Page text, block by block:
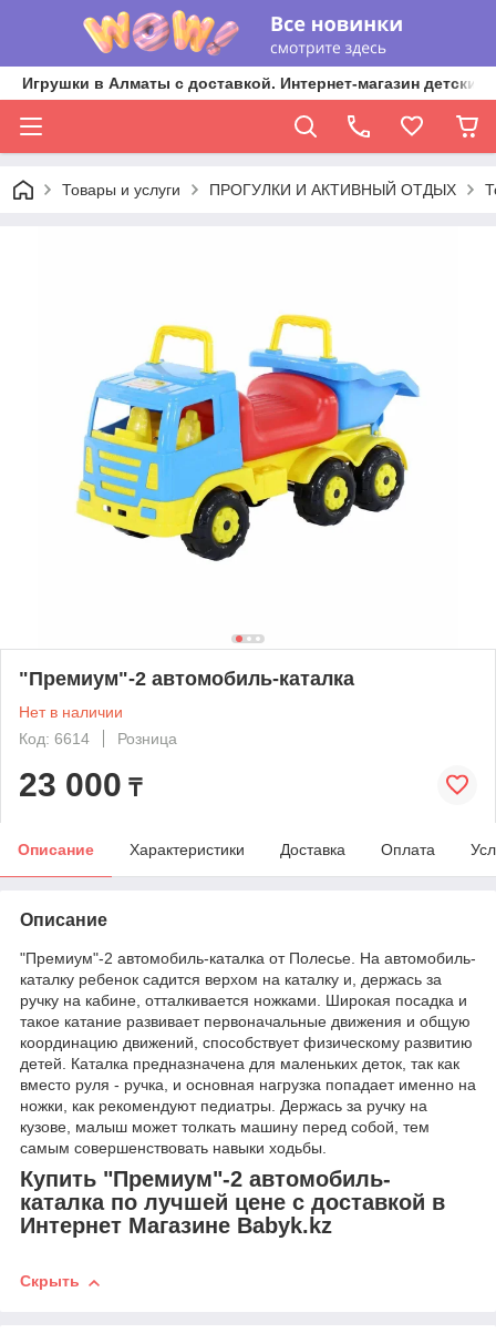
Игрушки в Алматы с доставкой. Интернет-магазин
Товары и услуги ПРОГУЛКИ И АКТИВНЫЙ ОТДЫХ
"Премиум"-2 автомобиль-каталка
Нет в наличии
Код: 6614
Розница
23 000 ₸
Описание Характеристики Доставка Оплата
Описание
"Премиум"-2 автомобиль-каталка от Полесье. На автомобиль-
каталку ребенок садится верхом на каталку и, держась за
ручку на кабине, отталкивается ножками. Широкая посадка и
такое катание развивает первоначальные движения и общую
координацию движений, способствует физическому развитию
детей. Каталка предназначена для маленьких деток, так как
вместо руля - ручка, и основная нагрузка попадает именно на
ножки, как рекомендуют педиатры. Держась за ручку на
кузове, малыш может толкать машину перед собой, тем
самым совершенствовать навыки ходьбы.
Купить "Премиум"-2 автомобиль-
каталка по лучшей цене с доставкой в
Интернет Магазине Babyk.kz
Скрыть